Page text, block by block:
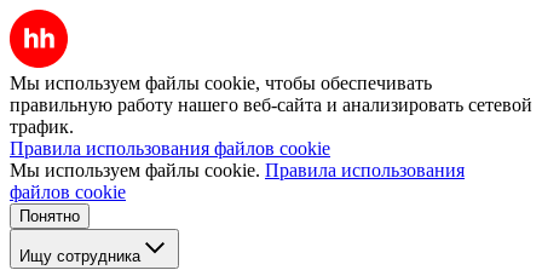
Мы используем файлы cookie, чтобы обеспечивать
правильную работу нашего веб-сайта и анализировать сетевой
трафик.
Правила использования файлов cookie
Мы используем файлы cookie. Правила использования
файлов cookie
Понятно
Ищу сотрудника